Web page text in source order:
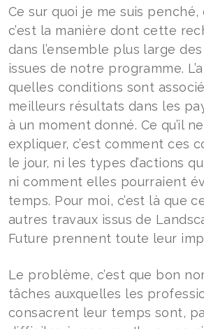
Ce sur quoi je me suis
c’est la manière dont cette
dans l’ensemble plus large
issues de notre programme.
quelles conditions sont
meilleurs résultats dans les
à un moment donné. Ce qu’il
expliquer, c’est comment ces
le jour, ni les types d’actions
ni comment elles pourraient
temps. Pour moi, c’est là que
autres travaux issus de
Future prennent toute leur
Le problème, c’est que bon
tâches auxquelles les
consacrent leur temps sont,